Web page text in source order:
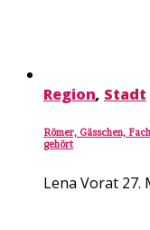
Region, Stadt
Römer, Gässchen,
gehört
Lena Vorat 27.